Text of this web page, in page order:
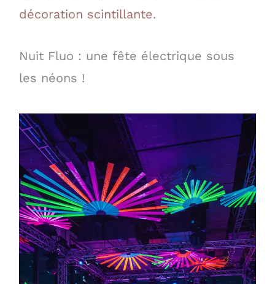
décoration scintillante.
Nuit Fluo : une fête électrique sous
les néons !